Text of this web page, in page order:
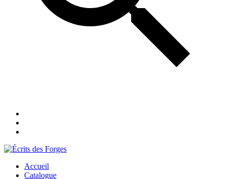
Accueil
Catalogue